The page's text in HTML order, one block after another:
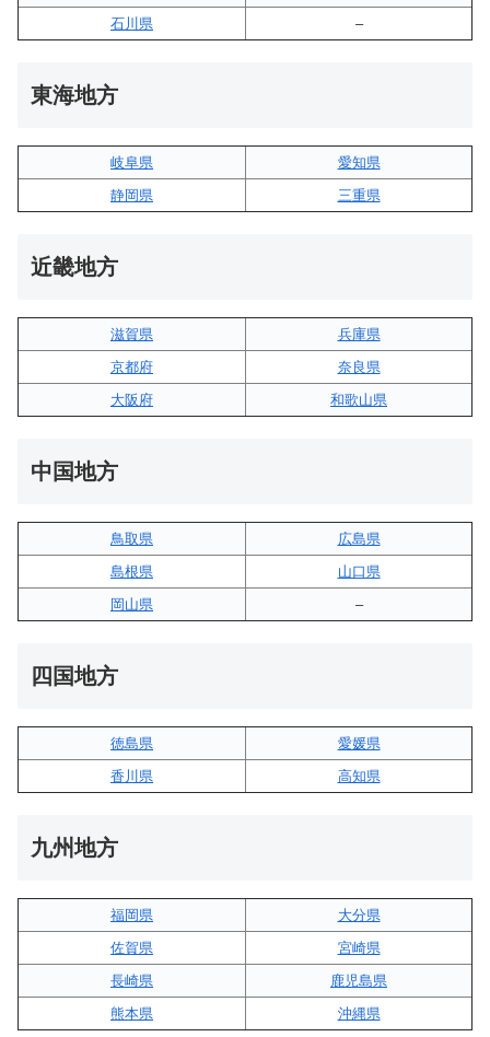
石川県
–
東海地方
岐阜県
愛知県
静岡県
三重県
近畿地方
滋賀県
兵庫県
京都府
奈良県
大阪府
和歌山県
中国地方
鳥取県
広島県
島根県
山口県
岡山県
–
四国地方
徳島県
愛媛県
香川県
高知県
九州地方
福岡県
大分県
佐賀県
宮崎県
長崎県
鹿児島県
熊本県
沖縄県